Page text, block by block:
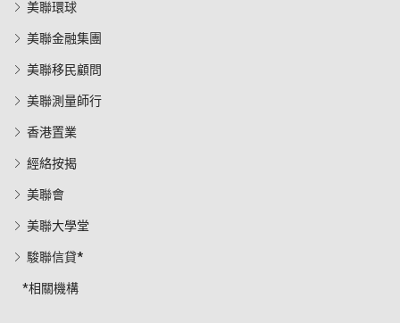
美聯環球
美聯金融集團
美聯移民顧問
美聯測量師行
香港置業
經絡按揭
美聯會
美聯大學堂
駿聯信貸*
*相關機構